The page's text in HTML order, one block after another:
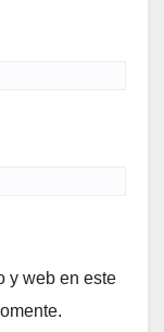
y web en este